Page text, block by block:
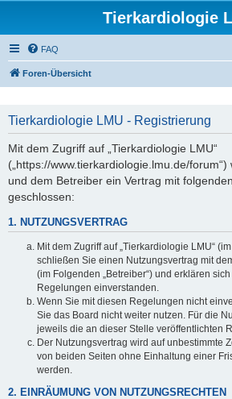
Tierkardiologie
FAQ
Foren-Übersicht
Tierkardiologie LMU - Registrierung
Mit dem Zugriff auf „Tierkardiologie LMU“
(„https://www.tierkardiologie.lmu.de/
und dem Betreiber ein Vertrag mit
geschlossen:
1. NUTZUNGSVERTRAG
Mit dem Zugriff auf „Tierkardiologie LMU“
schließen Sie einen Nutzungsvertrag mit
(im Folgenden „Betreiber“) und erklären
Regelungen einverstanden.
Wenn Sie mit diesen Regelungen nicht
Sie das Board nicht weiter nutzen. Für die
jeweils die an dieser Stelle veröffentlichten
Der Nutzungsvertrag wird auf unbestimmte
von beiden Seiten ohne Einhaltung einer
werden.
2. EINRÄUMUNG VON NUTZUNGSRECHTEN